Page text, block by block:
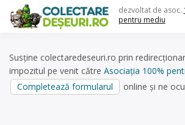
content
dezvoltat de asoc.
pentru mediu
Susține colectaredeseuri.ro prin
impozitul pe venit către Asociația 100%
Completează formularul
online și ne